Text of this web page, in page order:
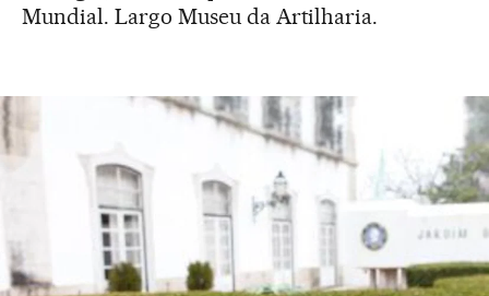
Mundial. Largo Museu da Artilharia.